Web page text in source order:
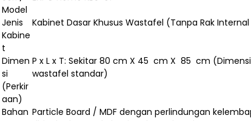
Model
Jenis
Kabine
t
Kabinet Dasar Khusus Wastafel (Tanpa Rak
Dimen
si
(Perkir
aan)
P x L x T: Sekitar 80 cm X 45 cm X 85 cm
wastafel standar)
Bahan Particle Board / MDF dengan perlindungan